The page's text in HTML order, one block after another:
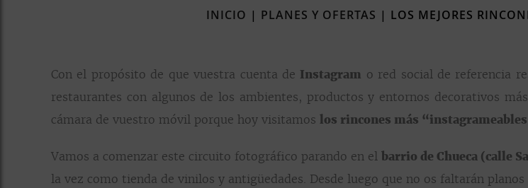
INICIO | PLANES Y OFERTAS | LOS MEJORES
Con el propósito de que vuestra cuenta de Instagram o red social de referencia
restaurantes con algunos de los ambientes, productos y entornos decorativos
cámara de vuestro móvil porque hoy visitamos los rincones más
Vamos a comenzar este circuito fotográfico parando en el barrio de Chueca (calle
la vez como tienda de vinilos y antigüedades. Desde luego que no os faltarán